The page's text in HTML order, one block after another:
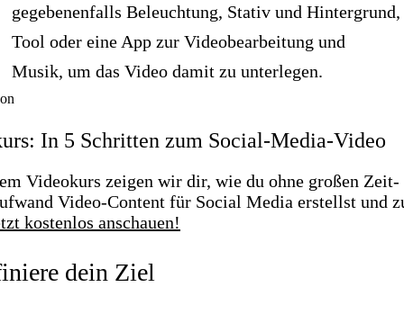
gegebenenfalls Beleuchtung, Stativ und Hintergrund,
Tool oder eine App zur Videobearbeitung und
Musik, um das Video damit zu unterlegen.
In 5 Schritten zum Social-Media-Video
Videokurs zeigen wir dir, wie du ohne großen Zeit-
Video-Content für Social Media erstellst und
kostenlos anschauen!
dein Ziel